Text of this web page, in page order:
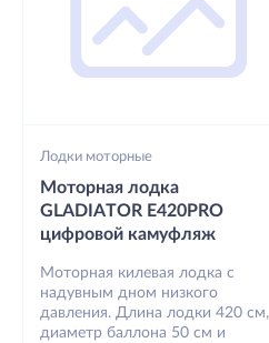
Лодки моторные
Моторная лодка
GLADIATOR E420PRO
цифровой камуфляж
Моторная килевая лодка с
надувным дном низкого
давления. Длина лодки 420 см,
диаметр баллона 50 см и